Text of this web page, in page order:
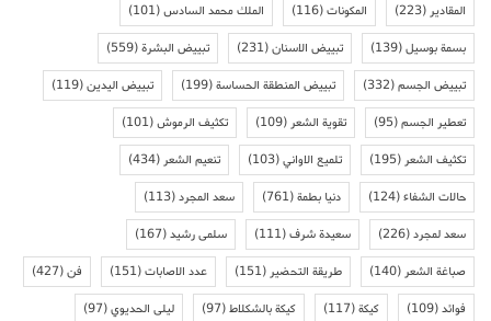
المقادير(223) المكونات(116) الملك محمد السادس(101)
بسمة بوسيل(139) تبييض الاسنان(231) تبييض البشرة(559)
تبييض الجسم(332) تبييض المنطقة الحساسة(199) تبييض اليدين(119)
تعطير الجسم(95) تقوية الشعر(109) تكثيف الرموش(101)
تكثيف الشعر(195) تلميع الاواني(103) تنعيم الشعر(434)
حالات الشفاء(124) دنيا بطمة(761) سعد المجرد(113)
سعد لمجرد(226) سعيدة شرف(111) سلمى رشيد(167)
صباغة الشعر(140) طريقة التحضير(151) عدد الاصابات(151) فن(427)
فوائد(109) كيكة(117) كيكة بالشكلاط(97) ليلى الحديوي(97)